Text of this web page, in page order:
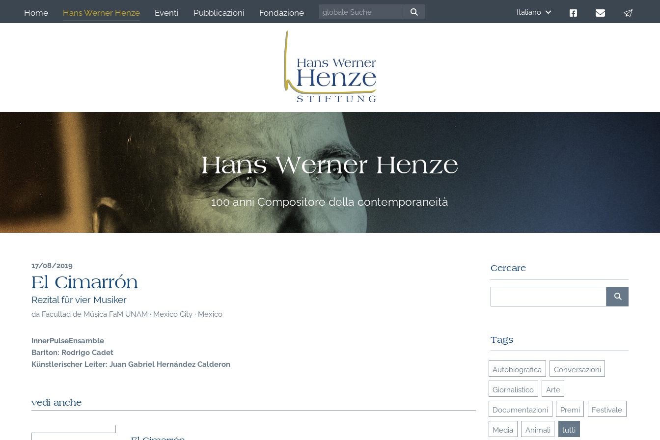
Home Hans Werner Henze Eventi Pubblicazioni Fondazione Italiano
Hans Werner Henze
100 anni Compositore della contemporaneità
17/08/2019
El Cimarrón
Rezital für vier Musiker
da Facultad de Música FaM UNAM · Mexico City · Mexico
InnerPulseEnsamble
Bariton: Rodrigo Cadet
Künstlerischer Leiter: Juan Gabriel Hernández Calderon
vedi anche
Cercare
Tags
Autobiografica Conversazioni
Giornalistico Arte
Documentazioni Premi Festivale
Media Animali tutti